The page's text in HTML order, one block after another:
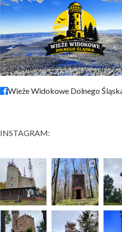
Wieże Widokowe Dolnego
INSTAGRAM: